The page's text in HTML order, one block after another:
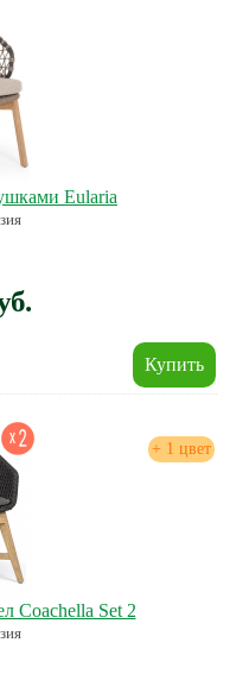
Eularia
+ 1 цвет
Coachella Set 2